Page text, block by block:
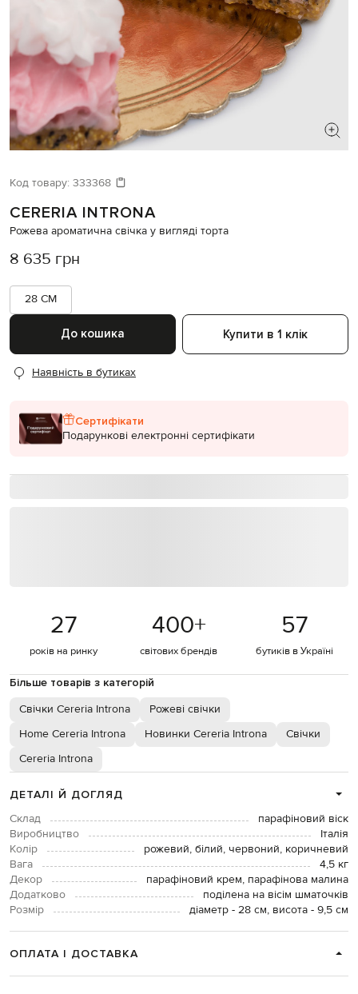
Код товару: 333368
CERERIA INTRONA
Рожева ароматична свічка у вигляді торта
8 635 грн
28 CM
До кошика Купити в 1 клік
Наявність в бутиках
Сертифікати
Подарункові електронні сертифікати
27
років на ринку
400+
світових брендів
57
бутиків в Україні
Більше товарів з категорій
Свічки Cereria Introna
Рожеві свічки
Home Cereria Introna
Новинки Cereria Introna
Свічки
Cereria Introna
ДЕТАЛІ Й ДОГЛЯД
Склад
парафіновий віск
Виробництво
Італія
Колір
рожевий, білий, червоний, коричневий
Вага
4,5 кг
Декор
парафіновий крем, парафінова малина
Додатково
поділена на вісім шматочків
Розмір
діаметр - 28 см, висота - 9,5 см
ОПЛАТА І ДОСТАВКА